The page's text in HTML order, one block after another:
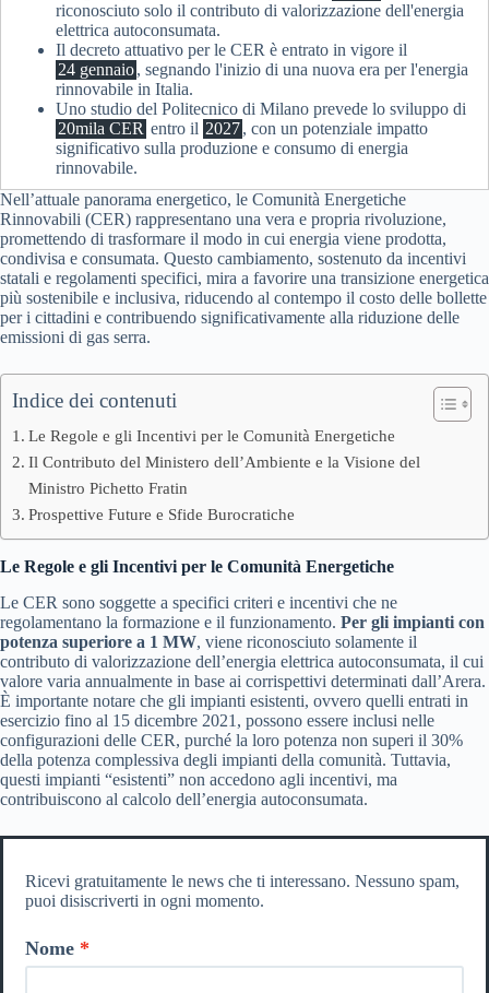
riconosciuto solo il contributo di valorizzazione dell'energia
elettrica autoconsumata.
Il decreto attuativo per le CER è entrato in vigore il
24 gennaio, segnando l'inizio di una nuova era per l'energia
rinnovabile in Italia.
Uno studio del Politecnico di Milano prevede lo sviluppo di
20mila CER entro il 2027, con un potenziale impatto
significativo sulla produzione e consumo di energia
rinnovabile.
Nell’attuale panorama energetico, le Comunità Energetiche
Rinnovabili (CER) rappresentano una vera e propria rivoluzione,
promettendo di trasformare il modo in cui energia viene prodotta,
condivisa e consumata. Questo cambiamento, sostenuto da incentivi
statali e regolamenti specifici, mira a favorire una transizione energetica
più sostenibile e inclusiva, riducendo al contempo il costo delle bollette
per i cittadini e contribuendo significativamente alla riduzione delle
emissioni di gas serra.
Indice dei contenuti
Le Regole e gli Incentivi per le Comunità Energetiche
Il Contributo del Ministero dell’Ambiente e la Visione del
Ministro Pichetto Fratin
Prospettive Future e Sfide Burocratiche
Le Regole e gli Incentivi per le Comunità Energetiche
Le CER sono soggette a specifici criteri e incentivi che ne
regolamentano la formazione e il funzionamento. Per gli impianti con
potenza superiore a 1 MW, viene riconosciuto solamente il
contributo di valorizzazione dell’energia elettrica autoconsumata, il cui
valore varia annualmente in base ai corrispettivi determinati dall’Arera.
È importante notare che gli impianti esistenti, ovvero quelli entrati in
esercizio fino al 15 dicembre 2021, possono essere inclusi nelle
configurazioni delle CER, purché la loro potenza non superi il 30%
della potenza complessiva degli impianti della comunità. Tuttavia,
questi impianti “esistenti” non accedono agli incentivi, ma
contribuiscono al calcolo dell’energia autoconsumata.
Ricevi gratuitamente le news che ti interessano. Nessuno spam,
puoi disiscriverti in ogni momento.
Nome